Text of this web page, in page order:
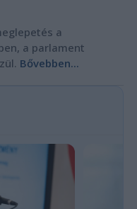
a
a parlament
Bővebben...